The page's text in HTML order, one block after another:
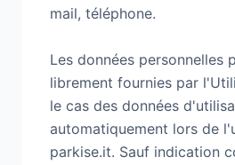
mail, téléphone.
Les données personnelles
librement fournies par
le cas des données
automatiquement lors de
parkise.it. Sauf indication